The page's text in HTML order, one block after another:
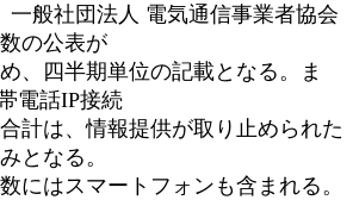
一般社団法人 電気通信事業者協会
の公表が
、四半期単位の記載となる。ま
電話IP接続
計は、情報提供が取り止められた
となる。
にはスマートフォンも含まれる。